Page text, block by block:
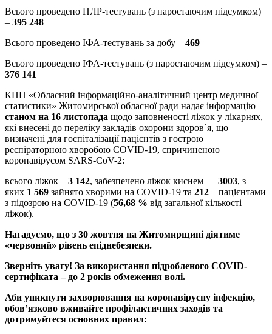
Всього проведено ПЛР-тестувань (з наростаючим підсумком)
– 395 248
Всього проведено ІФА-тестувань за добу – 469
Всього проведено ІФА-тестувань (з наростаючим підсумком) –
376 141
КНП «Обласний інформаційно-аналітичний центр медичної
статистики» Житомирської обласної ради надає інформацію
станом на 16 листопада щодо заповненості ліжок у лікарнях,
які внесені до переліку закладів охорони здоров`я, що
визначені для госпіталізації пацієнтів з гострою
респіраторною хворобою COVID-19, спричиненою
коронавірусом SARS-CoV-2:
всього ліжок – 3 142, забезпечено ліжок киснем — 3003, з
яких 1 569 зайнято хворими на COVID-19 та 212 – пацієнтами
з підозрою на COVID-19 (56,68 % від загальної кількості
ліжок).
Нагадуємо, що з 30 жовтня на Житомирщині діятиме
«червоний» рівень епіднебезпеки.
Зверніть увагу! За використання підробленого COVID-
сертифіката – до 2 років обмеження волі.
Аби уникнути захворювання на коронавірусну інфекцію,
обов’язково вживайте профілактичних заходів та
дотримуйтеся основних правил: